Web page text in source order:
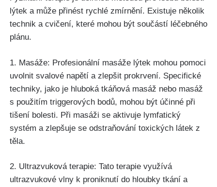
lýtek‍ a může přinést rychlé⁤ zmírnění. ‍Existuje několik
⁤technik ⁣a​ cvičení,​ které mohou být součástí​ léčebného‌
plánu.⁣
1. Masáže: Profesionální⁢ masáže⁤ lýtek mohou ‍pomoci
uvolnit​ svalové napětí a zlepšit prokrvení. Specifické
techniky,⁢ jako je hluboká⁢ tkáňová ‌masáž‍ nebo‍ masáž
s použitím triggerových‌ bodů, mohou‍ být účinné při​
tišení​ bolesti. Při masáži se ‌aktivuje lymfatický⁤
systém a zlepšuje se odstraňování toxických látek ‌z
těla.
2.⁤ Ultrazvuková ​terapie: Tato terapie využívá
ultrazvukové​ vlny​ k proniknutí‌ do ⁤hloubky tkání ‍a